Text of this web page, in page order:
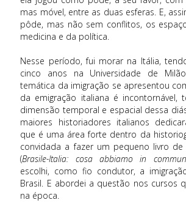
mas móvel, entre as duas esferas. E,
pôde, mas não sem conflitos, os
medicina e da política.
Nesse período, fui morar na Itália,
cinco anos na Universidade de
temática da imigração se apresentou
da emigração italiana é incontornável,
dimensão temporal e espacial dessa
maiores historiadores italianos
que é uma área forte dentro da
convidada a fazer um pequeno livro de
(Brasile-Italia: cosa abbiamo in
escolhi, como fio condutor, a
Brasil. E abordei a questão nos cursos
na época.